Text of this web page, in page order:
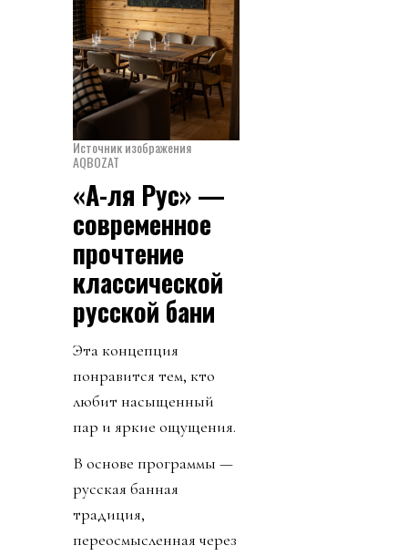
Источник изображения
AQBOZAT
«А-ля Рус» —
современное
прочтение
классической
русской бани
Эта концепция
понравится тем, кто
любит насыщенный
пар и яркие ощущения.
В основе программы —
русская банная
традиция,
переосмысленная через